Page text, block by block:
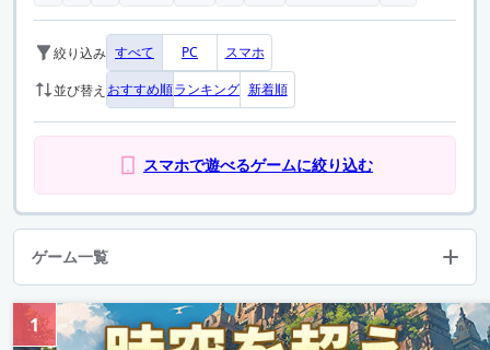
絞り込み すべて PC スマホ
並び替え おすすめ順ランキング 新着順
スマホで遊べるゲームに絞り込む
ゲーム一覧
1